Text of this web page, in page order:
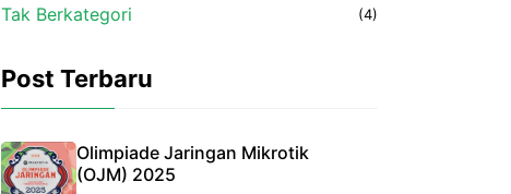
Tak Berkategori (4)
Post Terbaru
Olimpiade Jaringan Mikrotik
(OJM) 2025